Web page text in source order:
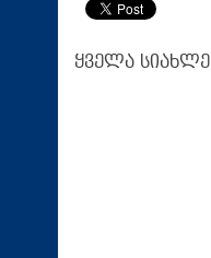
ყველა სიახლე